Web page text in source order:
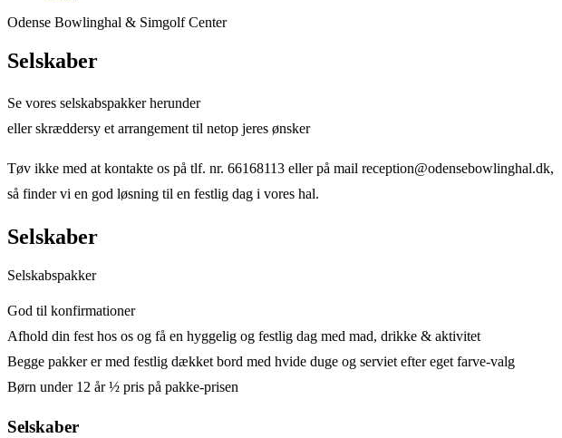
Odense Bowlinghal & Simgolf Center
Selskaber
Se vores selskabspakker herunder
eller skræddersy et arrangement til netop jeres ønsker
Tøv ikke med at kontakte os på tlf. nr. 66168113 eller på mail reception@odensebowlinghal.dk,
så finder vi en god løsning til en festlig dag i vores hal.
Selskaber
Selskabspakker
God til konfirmationer
Afhold din fest hos os og få en hyggelig og festlig dag med mad, drikke & aktivitet
Begge pakker er med festlig dækket bord med hvide duge og serviet efter eget farve-valg
Børn under 12 år ½ pris på pakke-prisen
Selskaber